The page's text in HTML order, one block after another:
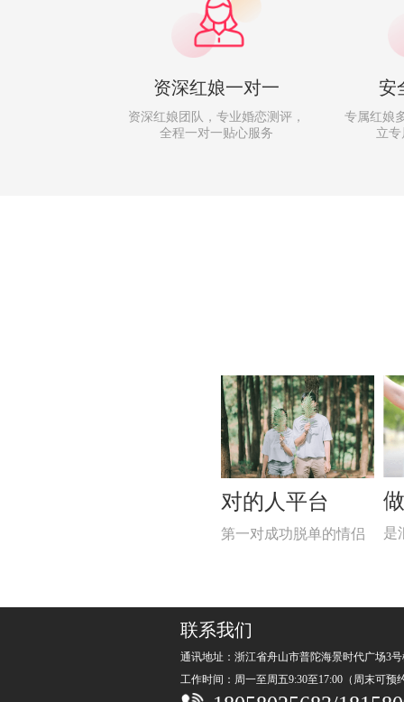
资深红娘一对一
资深红娘团队，专业婚恋测评，
全程一对一贴心服务
安
专属红娘
立
对的人平台
第一对成功脱单的情侣 是
联系我们
通讯地址：浙江省舟山市普陀海景时代广场3
工作时间：周一至周五9:30至17:00（周末可预